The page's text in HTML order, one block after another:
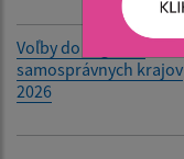
Voľby do orgánov
samosprávnych krajov
2026